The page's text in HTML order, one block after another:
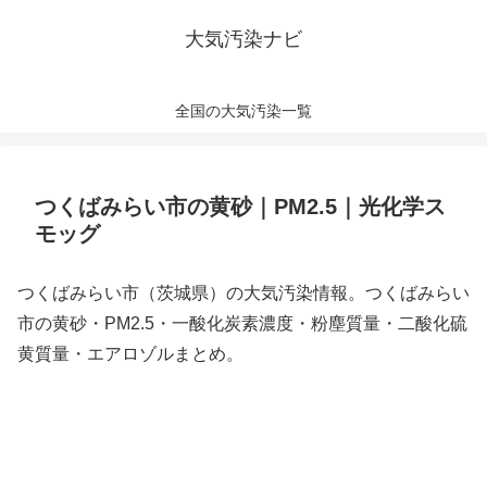
大気汚染ナビ
全国の大気汚染一覧
つくばみらい市の黄砂｜PM2.5｜光化学ス
モッグ
つくばみらい市（茨城県）の大気汚染情報。つくばみらい
市の黄砂・PM2.5・一酸化炭素濃度・粉塵質量・二酸化硫
黄質量・エアロゾルまとめ。